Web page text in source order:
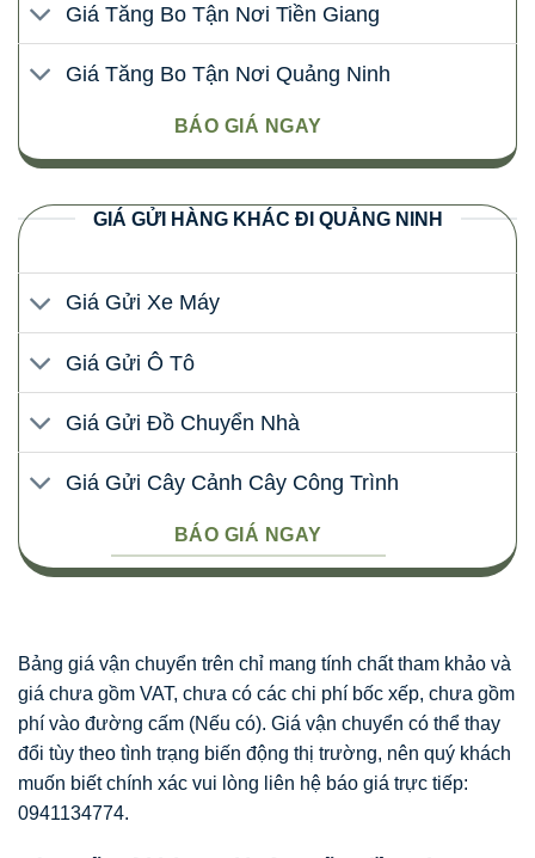
Giá Tăng Bo Tận Nơi Tiền Giang
Giá Tăng Bo Tận Nơi Quảng Ninh
BÁO GIÁ NGAY
GIÁ GỬI HÀNG KHÁC ĐI QUẢNG NINH
Giá Gửi Xe Máy
Giá Gửi Ô Tô
Giá Gửi Đồ Chuyển Nhà
Giá Gửi Cây Cảnh Cây Công Trình
BÁO GIÁ NGAY
Bảng giá vận chuyển trên chỉ mang tính chất tham khảo và
giá chưa gồm VAT, chưa có các chi phí bốc xếp, chưa gồm
phí vào đường cấm (Nếu có). Giá vận chuyển có thể thay
đổi tùy theo tình trạng biến động thị trường, nên quý khách
muốn biết chính xác vui lòng liên hệ báo giá trực tiếp:
0941134774.